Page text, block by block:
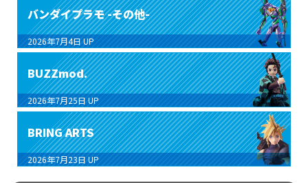
バンダイプラモ -その他-
2026年7月4日 UP
BUZZmod.
2026年7月25日 UP
BRING ARTS
2026年7月23日 UP